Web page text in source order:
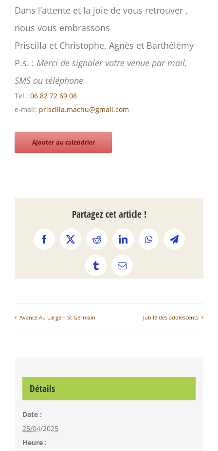
Dans l’attente et la joie de vous retrouver ,
nous vous embrassons
Priscilla et Christophe, Agnès et Barthélémy
P.s. : Merci de signaler votre venue par mail,
SMS ou téléphone
Tel : 06 82 72 69 08
e-mail: priscilla.machu@gmail.com
Ajouter au calendrier
Partagez cet article !
Facebook
X Reddit LinkedInWhatsAppTelegram
TumblrEmail
Avance Au Large – St Germain Jubilé des adolescents
Détails
Date :
25/04/2025
Heure :